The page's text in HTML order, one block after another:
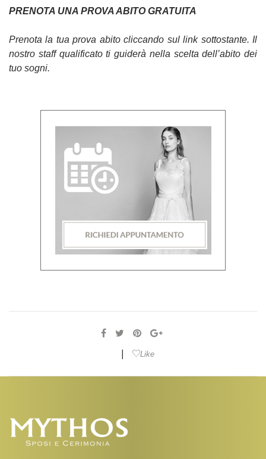
PRENOTA UNA PROVA ABITO GRATUITA
Prenota la tua prova abito cliccando sul link sottostante. Il
nostro staff qualificato ti guiderà nella scelta dell’abito dei
tuo sogni.
Like